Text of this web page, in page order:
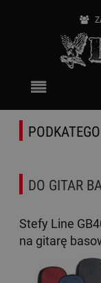
DO GITAR
Stefy Line
na gitarę